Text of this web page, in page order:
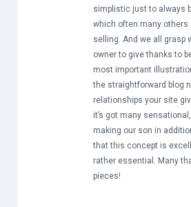
simplistic just to always
which often many others
selling. And we all grasp
owner to give thanks to
most important
the straightforward blog
relationships your site
it’s got many
making our son in
that this concept is
rather essential. Many
pieces!